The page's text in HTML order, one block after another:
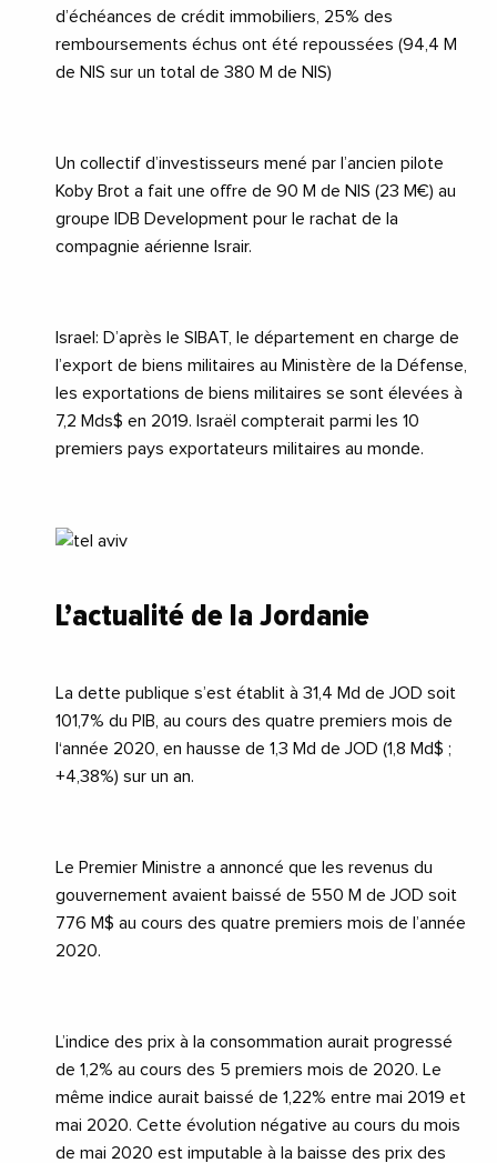
d’échéances de crédit immobiliers, 25% des
remboursements échus ont été repoussées (94,4 M
de NIS sur un total de 380 M de NIS)
Un collectif d’investisseurs mené par l’ancien pilote
Koby Brot a fait une offre de 90 M de NIS (23 M€) au
groupe IDB Development pour le rachat de la
compagnie aérienne Israir.
Israel : D’après le SIBAT, le département en charge de
l’export de biens militaires au Ministère de la Défense,
les exportations de biens militaires se sont élevées à
7,2 Mds$ en 2019. Israël compterait parmi les 10
premiers pays exportateurs militaires au monde.
L’actualité de la Jordanie
La dette publique s’est établit à 31,4 Md de JOD soit
101,7% du PIB, au cours des quatre premiers mois de
l‘année 2020, en hausse de 1,3 Md de JOD (1,8 Md$ ;
+4,38%) sur un an.
Le Premier Ministre a annoncé que les revenus du
gouvernement avaient baissé de 550 M de JOD soit
776 M$ au cours des quatre premiers mois de l’année
2020.
L’indice des prix à la consommation aurait progressé
de 1,2% au cours des 5 premiers mois de 2020. Le
même indice aurait baissé de 1,22% entre mai 2019 et
mai 2020. Cette évolution négative au cours du mois
de mai 2020 est imputable à la baisse des prix des